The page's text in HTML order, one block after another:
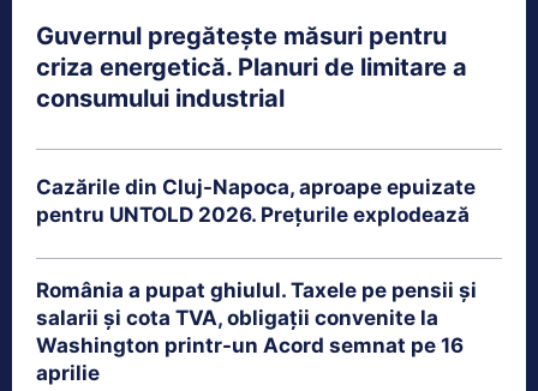
Guvernul pregătește măsuri pentru
criza energetică. Planuri de limitare a
consumului industrial
Cazările din Cluj-Napoca, aproape epuizate
pentru UNTOLD 2026. Prețurile explodează
România a pupat ghiulul. Taxele pe pensii și
salarii și cota TVA, obligații convenite la
Washington printr-un Acord semnat pe 16
aprilie